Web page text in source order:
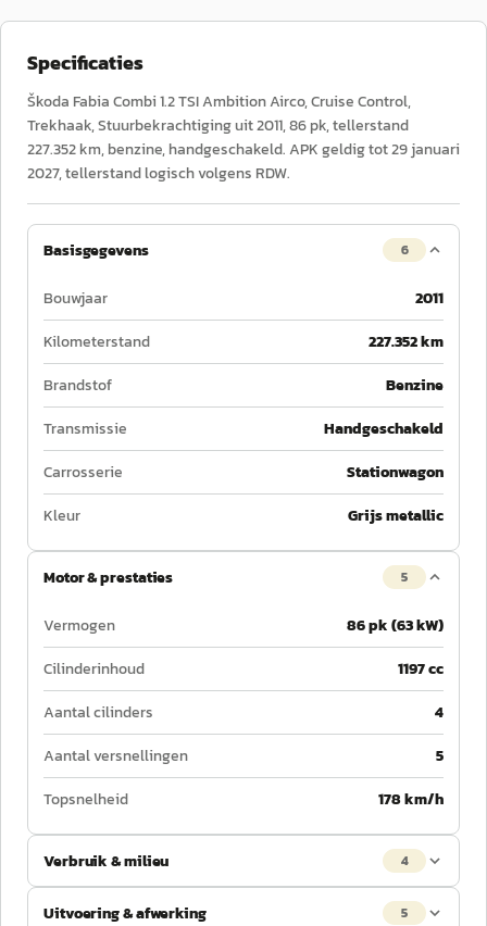
Specificaties
Škoda Fabia Combi 1.2 TSI Ambition Airco, Cruise Control,
Trekhaak, Stuurbekrachtiging uit 2011, 86 pk, tellerstand
227.352 km, benzine, handgeschakeld. APK geldig tot 29 januari
2027, tellerstand logisch volgens RDW.
Basisgegevens 6
Bouwjaar
2011
Kilometerstand
227.352 km
Brandstof
Benzine
Transmissie
Handgeschakeld
Carrosserie
Stationwagon
Kleur
Grijs metallic
Motor & prestaties 5
Vermogen
86 pk (63 kW)
Cilinderinhoud
1197 cc
Aantal cilinders
4
Aantal versnellingen
5
Topsnelheid
178 km/h
Verbruik & milieu 4
Uitvoering & afwerking 5